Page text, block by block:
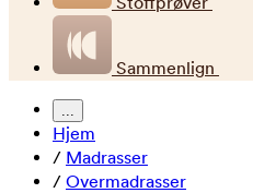
Sammenlign
...
Hjem
/ Madrasser
/ Overmadrasser